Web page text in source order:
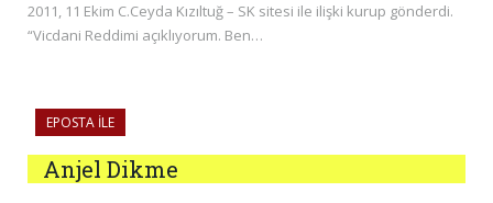
2011, 11 Ekim C.Ceyda Kızıltuğ – SK sitesi ile ilişki kurup gönderdi.
“Vicdani Reddimi açıklıyorum. Ben…
EPOSTA ILE
Anjel Dikme